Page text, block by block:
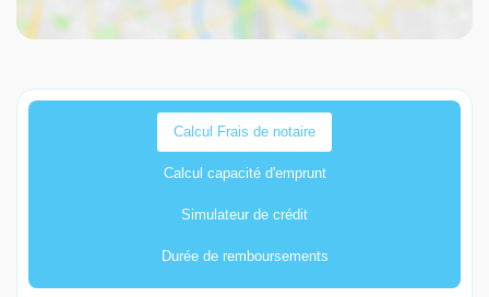
Calcul Frais de notaire
Calcul capacité d'emprunt
Simulateur de crédit
Durée de remboursements